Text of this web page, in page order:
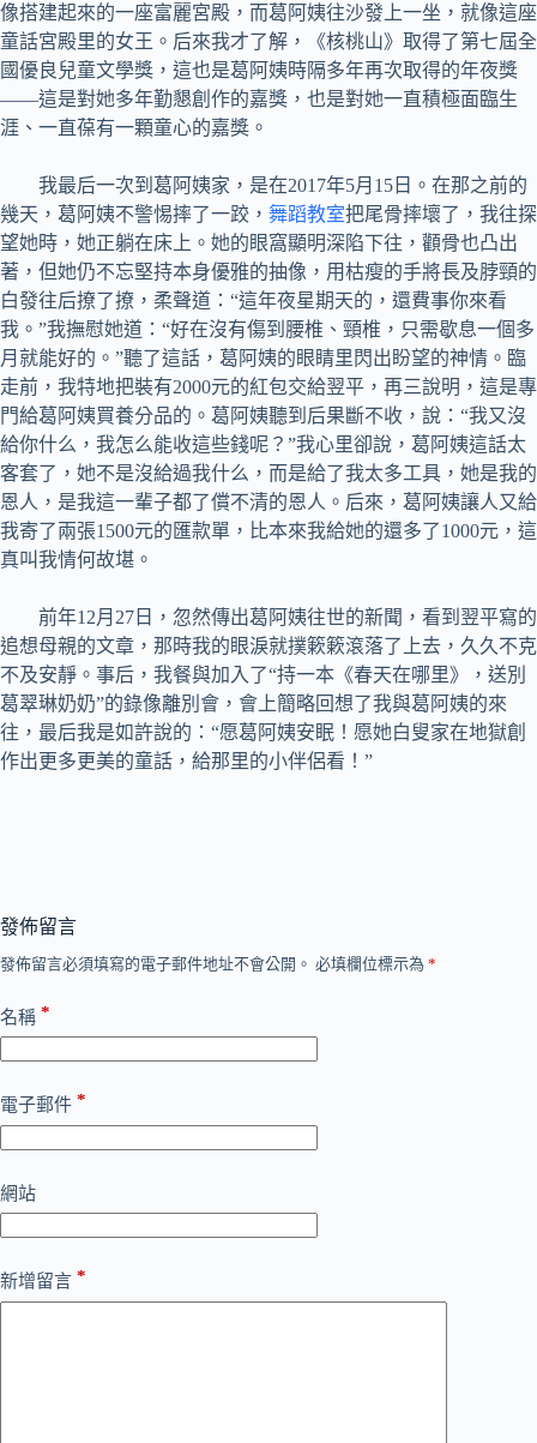
像搭建起來的一座富麗宮殿，而葛阿姨往沙發上一坐，就像這座
童話宮殿里的女王。后來我才了解，《核桃山》取得了第七屆全
國優良兒童文學獎，這也是葛阿姨時隔多年再次取得的年夜獎
——這是對她多年勤懇創作的嘉獎，也是對她一直積極面臨生
涯、一直葆有一顆童心的嘉獎。
我最后一次到葛阿姨家，是在2017年5月15日。在那之前的
幾天，葛阿姨不警惕摔了一跤， 舞蹈教室把尾骨摔壞了，我往探
望她時，她正躺在床上。她的眼窩顯明深陷下往，顴骨也凸出
著，但她仍不忘堅持本身優雅的抽像，用枯瘦的手將長及脖頸的
白發往后撩了撩，柔聲道：“這年夜星期天的，還費事你來看
我。”我撫慰她道：“好在沒有傷到腰椎、頸椎，只需歇息一個多
月就能好的。”聽了這話，葛阿姨的眼睛里閃出盼望的神情。臨
走前，我特地把裝有2000元的紅包交給翌平，再三說明，這是專
門給葛阿姨買養分品的。葛阿姨聽到后果斷不收，說：“我又沒
給你什么，我怎么能收這些錢呢？”我心里卻說，葛阿姨這話太
客套了，她不是沒給過我什么，而是給了我太多工具，她是我的
恩人，是我這一輩子都了償不清的恩人。后來，葛阿姨讓人又給
我寄了兩張1500元的匯款單，比本來我給她的還多了1000元，這
真叫我情何故堪。
前年12月27日，忽然傳出葛阿姨往世的新聞，看到翌平寫的
追想母親的文章，那時我的眼淚就撲簌簌滾落了上去，久久不克
不及安靜。事后，我餐與加入了“持一本《春天在哪里》，送別
葛翠琳奶奶”的錄像離別會，會上簡略回想了我與葛阿姨的來
往，最后我是如許說的：“愿葛阿姨安眠！愿她白叟家在地獄創
作出更多更美的童話，給那里的小伴侶看！”
發佈留言
發佈留言必須填寫的電子郵件地址不會公開。 必填欄位標示為 *
名稱 *
電子郵件 *
網站
新增留言 *